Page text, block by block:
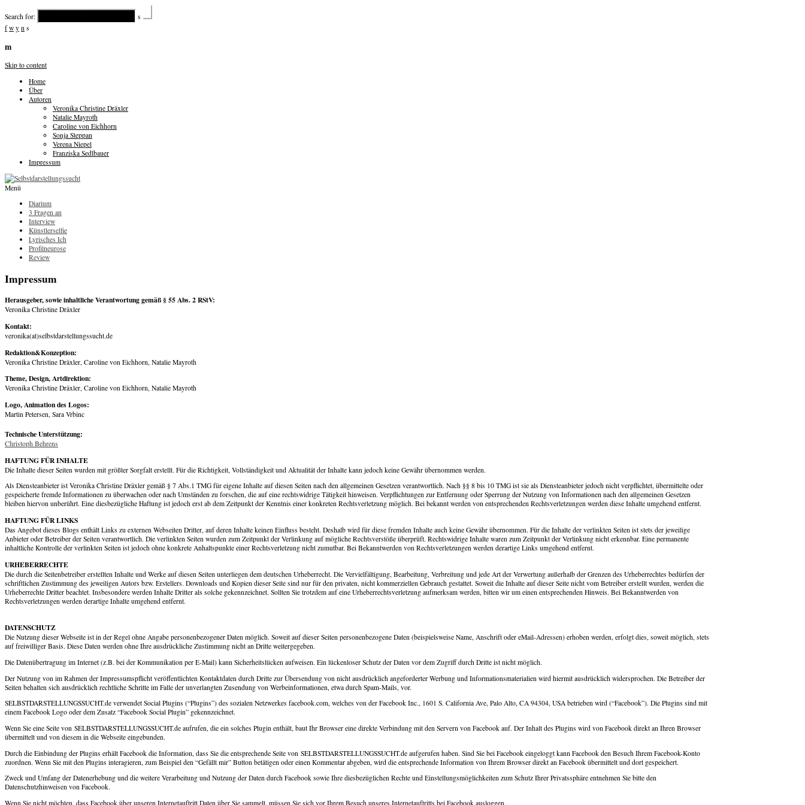
Search for:
s
f w y n s
m
Skip to content
Home
Über
Autoren
Veronika Christine Dräxler
Natalie Mayroth
Caroline von Eichhorn
Sonja Steppan
Verena Niepel
Franziska Sedlbauer
Impressum
Menü
Diarium
3 Fragen an
Interview
Künstlerselfie
Lyrisches Ich
Profilneurose
Review
Impressum
Herausgeber, sowie inhaltliche Verantwortung gemäß § 55 Abs. 2 RStV:
Veronika Christine Dräxler
Kontakt:
veronika(at)selbstdarstellungssucht.de
Redaktion&Konzeption:
Veronika Christine Dräxler, Caroline von Eichhorn, Natalie Mayroth
Theme, Design, Artdirektion:
Veronika Christine Dräxler, Caroline von Eichhorn, Natalie Mayroth
Logo, Animation des Logos:
Martin Petersen, Sara Vrbinc
Technische Unterstützung:
Christoph Behrens
HAFTUNG FÜR INHALTE
Die Inhalte dieser Seiten wurden mit größter Sorgfalt erstellt. Für die Richtigkeit, Vollständigkeit und Aktualität der Inhalte kann jedoch keine Gewähr übernommen werden.
Als Diensteanbieter ist Veronika Christine Dräxler gemäß § 7 Abs.1 TMG für eigene Inhalte auf diesen Seiten nach den allgemeinen Gesetzen verantwortlich. Nach §§ 8 bis 10 TMG ist sie als Diensteanbieter jedoch nicht verpflichtet, übermittelte oder
gespeicherte fremde Informationen zu überwachen oder nach Umständen zu forschen, die auf eine rechtswidrige Tätigkeit hinweisen. Verpflichtungen zur Entfernung oder Sperrung der Nutzung von Informationen nach den allgemeinen Gesetzen
bleiben hiervon unberührt. Eine diesbezügliche Haftung ist jedoch erst ab dem Zeitpunkt der Kenntnis einer konkreten Rechtsverletzung möglich. Bei bekannt werden von entsprechenden Rechtsverletzungen werden diese Inhalte umgehend entfernt.
HAFTUNG FÜR LINKS
Das Angebot dieses Blogs enthält Links zu externen Webseiten Dritter, auf deren Inhalte keinen Einfluss besteht. Deshalb wird für diese fremden Inhalte auch keine Gewähr übernommen. Für die Inhalte der verlinkten Seiten ist stets der jeweilige
Anbieter oder Betreiber der Seiten verantwortlich. Die verlinkten Seiten wurden zum Zeitpunkt der Verlinkung auf mögliche Rechtsverstöße überprüft. Rechtswidrige Inhalte waren zum Zeitpunkt der Verlinkung nicht erkennbar. Eine permanente
inhaltliche Kontrolle der verlinkten Seiten ist jedoch ohne konkrete Anhaltspunkte einer Rechtsverletzung nicht zumutbar. Bei Bekanntwerden von Rechtsverletzungen werden derartige Links umgehend entfernt.
URHEBERRECHTE
Die durch die Seitenbetreiber erstellten Inhalte und Werke auf diesen Seiten unterliegen dem deutschen Urheberrecht. Die Vervielfältigung, Bearbeitung, Verbreitung und jede Art der Verwertung außerhalb der Grenzen des Urheberrechtes bedürfen der
schriftlichen Zustimmung des jeweiligen Autors bzw. Erstellers. Downloads und Kopien dieser Seite sind nur für den privaten, nicht kommerziellen Gebrauch gestattet. Soweit die Inhalte auf dieser Seite nicht vom Betreiber erstellt wurden, werden die
Urheberrechte Dritter beachtet. Insbesondere werden Inhalte Dritter als solche gekennzeichnet. Sollten Sie trotzdem auf eine Urheberrechtsverletzung aufmerksam werden, bitten wir um einen entsprechenden Hinweis. Bei Bekanntwerden von
Rechtsverletzungen werden derartige Inhalte umgehend entfernt.
DATENSCHUTZ
Die Nutzung dieser Webseite ist in der Regel ohne Angabe personenbezogener Daten möglich. Soweit auf dieser Seiten personenbezogene Daten (beispielsweise Name, Anschrift oder eMail-Adressen) erhoben werden, erfolgt dies, soweit möglich, stets
auf freiwilliger Basis. Diese Daten werden ohne Ihre ausdrückliche Zustimmung nicht an Dritte weitergegeben.
Die Datenübertragung im Internet (z.B. bei der Kommunikation per E-Mail) kann Sicherheitslücken aufweisen. Ein lückenloser Schutz der Daten vor dem Zugriff durch Dritte ist nicht möglich.
Der Nutzung von im Rahmen der Impressumspflicht veröffentlichten Kontaktdaten durch Dritte zur Übersendung von nicht ausdrücklich angeforderter Werbung und Informationsmaterialien wird hiermit ausdrücklich widersprochen. Die Betreiber der
Seiten behalten sich ausdrücklich rechtliche Schritte im Falle der unverlangten Zusendung von Werbeinformationen, etwa durch Spam-Mails, vor.
SELBSTDARSTELLUNGSSUCHT.de verwendet Social Plugins (“Plugins”) des sozialen Netzwerkes facebook.com, welches von der Facebook Inc., 1601 S. California Ave, Palo Alto, CA 94304, USA betrieben wird (“Facebook”). Die Plugins sind mit
einem Facebook Logo oder dem Zusatz “Facebook Social Plugin” gekennzeichnet.
Wenn Sie eine Seite von SELBSTDARSTELLUNGSSUCHT.de aufrufen, die ein solches Plugin enthält, baut Ihr Browser eine direkte Verbindung mit den Servern von Facebook auf. Der Inhalt des Plugins wird von Facebook direkt an Ihren Browser
übermittelt und von diesem in die Webseite eingebunden.
Durch die Einbindung der Plugins erhält Facebook die Information, dass Sie die entsprechende Seite von SELBSTDARSTELLUNGSSUCHT.de aufgerufen haben. Sind Sie bei Facebook eingeloggt kann Facebook den Besuch Ihrem Facebook-Konto
zuordnen. Wenn Sie mit den Plugins interagieren, zum Beispiel den “Gefällt mir” Button betätigen oder einen Kommentar abgeben, wird die entsprechende Information von Ihrem Browser direkt an Facebook übermittelt und dort gespeichert.
Zweck und Umfang der Datenerhebung und die weitere Verarbeitung und Nutzung der Daten durch Facebook sowie Ihre diesbezüglichen Rechte und Einstellungsmöglichkeiten zum Schutz Ihrer Privatssphäre entnehmen Sie bitte den
Datenschutzhinweisen von Facebook.
Wenn Sie nicht möchten, dass Facebook über unseren Internetauftritt Daten über Sie sammelt, müssen Sie sich vor Ihrem Besuch unseres Internetauftritts bei Facebook ausloggen.